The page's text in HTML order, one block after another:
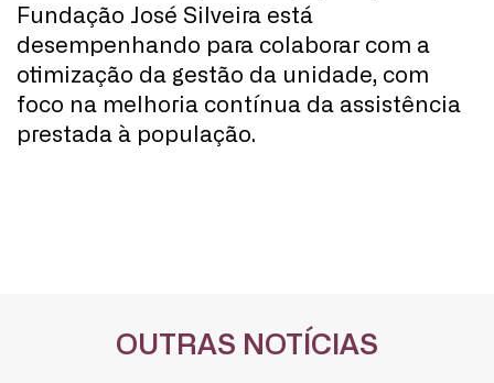
Fundação José Silveira está
desempenhando para colaborar com a
otimização da gestão da unidade, com
foco na melhoria contínua da assistência
prestada à população.
OUTRAS NOTÍCIAS